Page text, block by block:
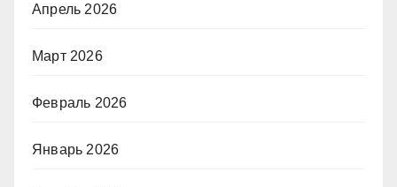
Апрель 2026
Март 2026
Февраль 2026
Январь 2026